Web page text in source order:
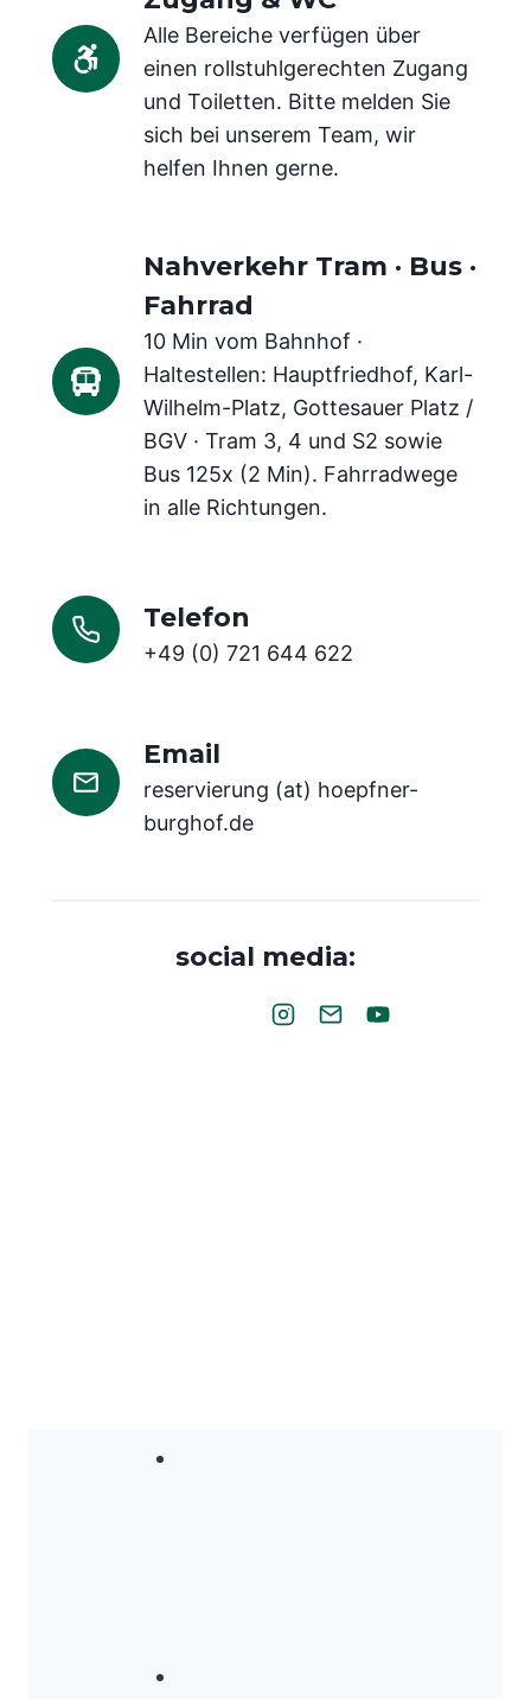
Alle Bereiche verfügen über
einen rollstuhlgerechten Zugang
und Toiletten. Bitte melden Sie
sich bei unserem Team, wir
helfen Ihnen gerne.
Nahverkehr Tram · Bus ·
Fahrrad
10 Min vom Bahnhof ·
Haltestellen: Hauptfriedhof, Karl-
Wilhelm-Platz, Gottesauer Platz /
BGV · Tram 3, 4 und S2 sowie
Bus 125x (2 Min). Fahrradwege
in alle Richtungen.
Telefon
+49 (0) 721 644 622
Email
reservierung (at) hoepfner-
burghof.de
social media: